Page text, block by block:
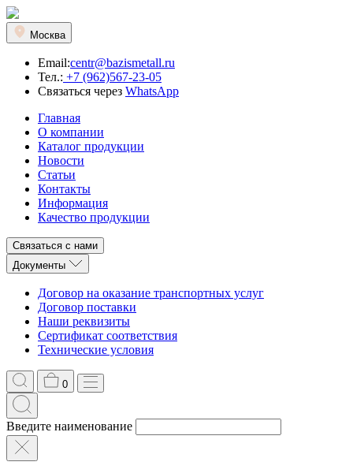
Москва
Email:centr@bazismetall.ru
Тел.: +7 (962)567-23-05
Связаться через WhatsApp
Главная
О компании
Каталог продукции
Новости
Статьи
Контакты
Информация
Качество продукции
Связаться с нами
Документы
Договор на оказание транспортных услуг
Договор поставки
Наши реквизиты
Сертификат соответствия
Технические условия
0
Введите наименование